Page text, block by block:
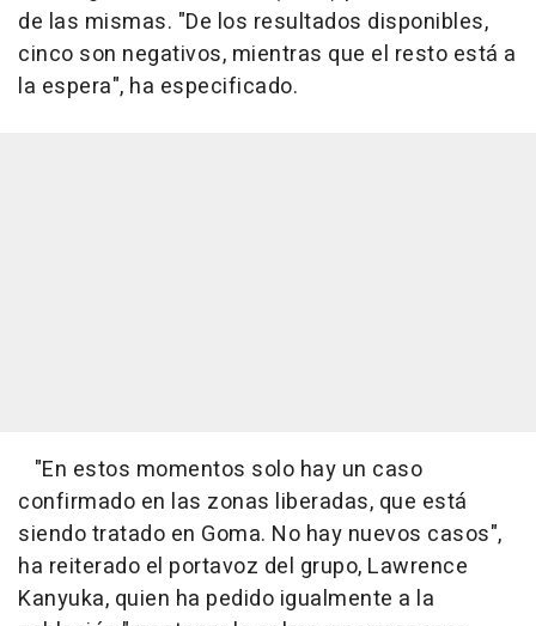
de las mismas. "De los resultados disponibles,
cinco son negativos, mientras que el resto está a
la espera", ha especificado.
"En estos momentos solo hay un caso
confirmado en las zonas liberadas, que está
siendo tratado en Goma. No hay nuevos casos",
ha reiterado el portavoz del grupo, Lawrence
Kanyuka, quien ha pedido igualmente a la